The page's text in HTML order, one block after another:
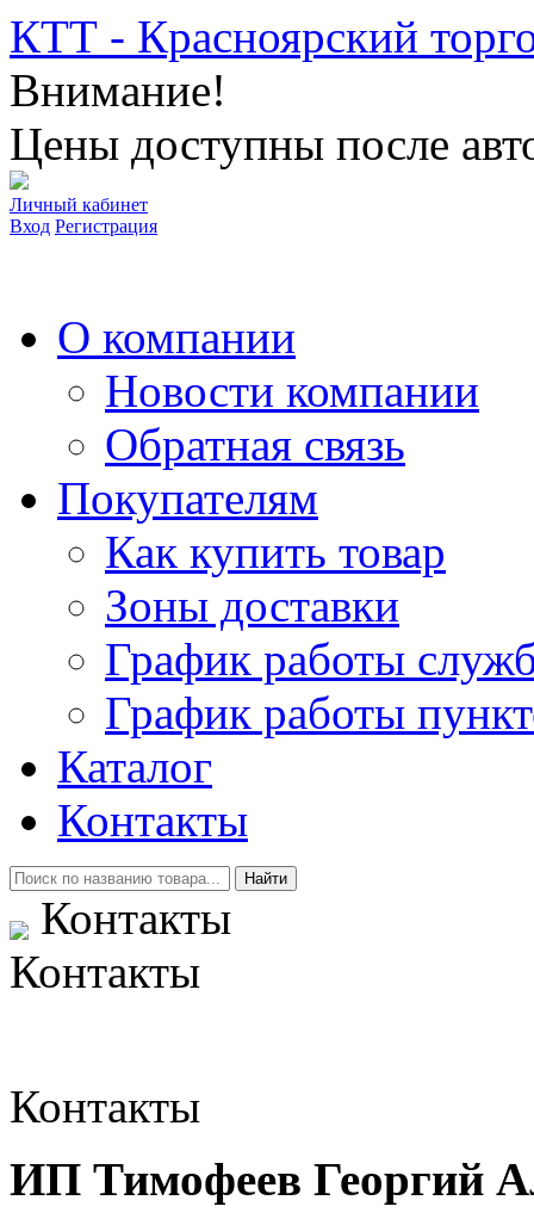
КТТ - Красноярский
Внимание!
Цены доступны после
Личный кабинет
Вход Регистрация
О компании
Новости компании
Обратная связь
Покупателям
Как купить товар
Зоны доставки
График работы
График работы
Каталог
Контакты
Контакты
Контакты
Контакты
ИП Тимофеев Георгий